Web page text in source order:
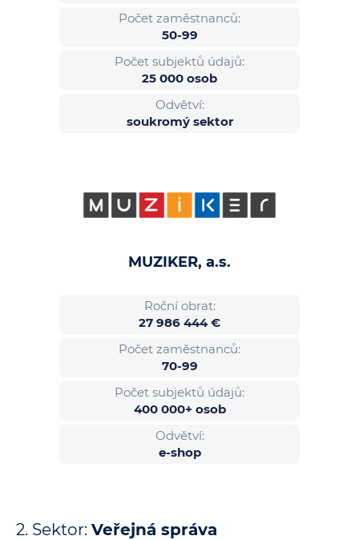
Počet zaměstnanců:
50-99
Počet subjektů údajů:
25 000 osob
Odvětví:
soukromý sektor
MUZIKER, a.s.
Roční obrat:
27 986 444 €
Počet zaměstnanců:
70-99
Počet subjektů údajů:
400 000+ osob
Odvětví:
e-shop
2. Sektor: Veřejná správa